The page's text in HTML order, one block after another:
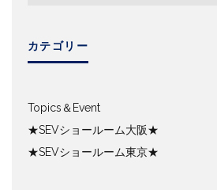
カテゴリー
Topics＆Event
★SEVショールーム大阪★
★SEVショールーム東京★